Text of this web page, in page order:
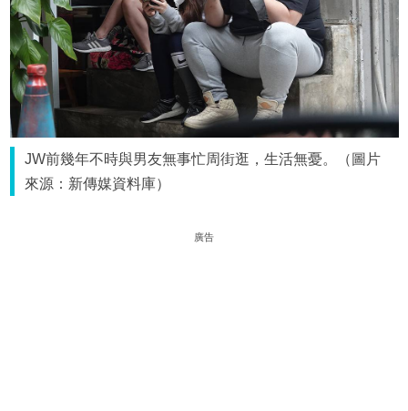
JW前幾年不時與男友無事忙周街逛，生活無憂。（圖片
來源：新傳媒資料庫）
廣告